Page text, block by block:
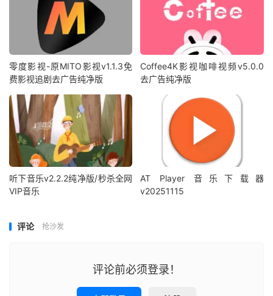
零度影视-原MITO影视v1.1.3免
费影视追剧去广告纯净版
Coffee4K影视咖啡视频v5.0.0
去广告纯净版
听下音乐v2.2.2纯净版/秒杀全网
VIP音乐
AT Player 音乐下载器
v20251115
评论 抢沙发
评论前必须登录！